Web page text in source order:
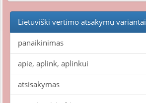
Lietuviški vertimo atsakymų variantai
panaikinimas
apie, aplink, aplinkui
atsisakymas